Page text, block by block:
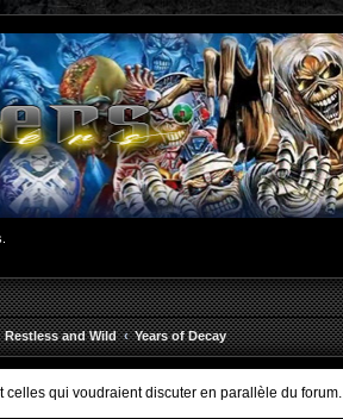
Restless and Wild Years of Decay
celles qui voudraient discuter en parallèle du forum.